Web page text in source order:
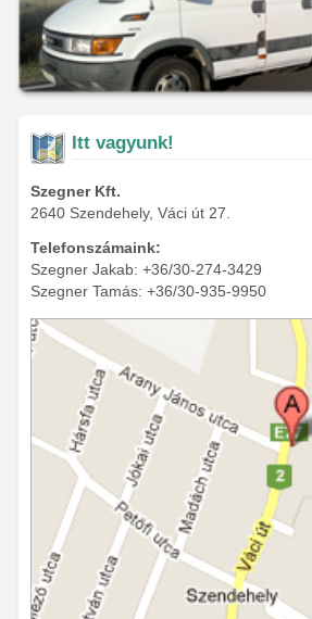
Itt vagyunk!
Szegner Kft.
2640 Szendehely, Váci út 27.
Telefonszámaink:
Szegner Jakab: +36/30-274-3429
Szegner Tamás: +36/30-935-9950